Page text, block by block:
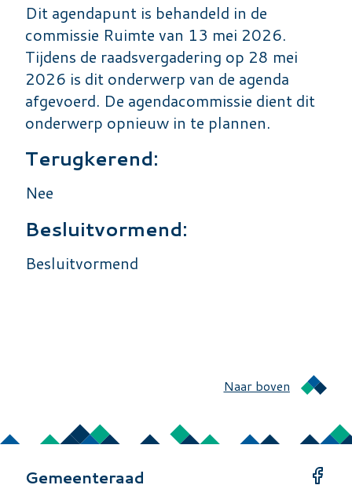
Dit agendapunt is behandeld in de
commissie Ruimte van 13 mei 2026.
Tijdens de raadsvergadering op 28 mei
2026 is dit onderwerp van de agenda
afgevoerd. De agendacommissie dient dit
onderwerp opnieuw in te plannen.
Terugkerend:
Nee
Besluitvormend:
Besluitvormend
Naar boven
Gemeenteraad